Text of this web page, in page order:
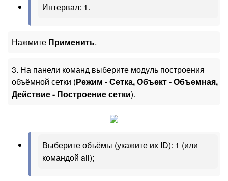
Интервал: 1.
Нажмите Применить.
3. На панели команд выберите модуль построения
объёмной сетки (Режим - Сетка, Объект - Объемная,
Действие - Построение сетки).
Выберите объёмы (укажите их ID): 1 (или
командой all);